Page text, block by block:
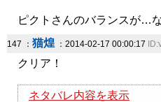
ピクトさんのバランスが…
147 ： 猫煌：2014-02-17 00:00:17
クリア！
ネタバレ内容を表示